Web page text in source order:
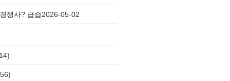
쟁사? 급습2026-05-02